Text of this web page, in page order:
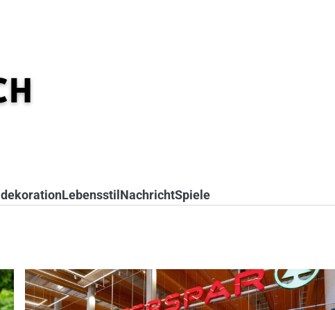
LebensstilNachrichtSpiele